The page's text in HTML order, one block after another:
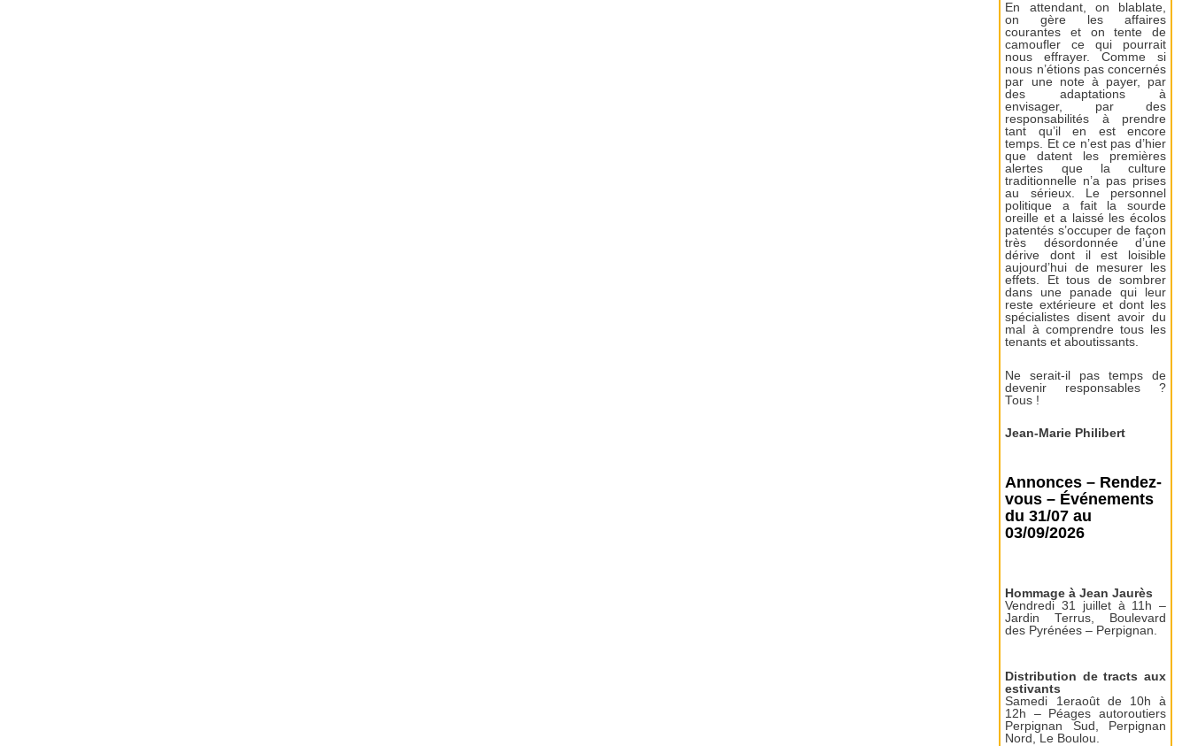
En attendant, on blablate,
on gère les affaires
courantes et on tente de
camoufler ce qui pourrait
nous effrayer. Comme si
nous n’étions pas concernés
par une note à payer, par
des adaptations à
envisager, par des
responsabilités à prendre
tant qu’il en est encore
temps. Et ce n’est pas d’hier
que datent les premières
alertes que la culture
traditionnelle n’a pas prises
au sérieux. Le personnel
politique a fait la sourde
oreille et a laissé les écolos
patentés s’occuper de façon
très désordonnée d’une
dérive dont il est loisible
aujourd’hui de mesurer les
effets. Et tous de sombrer
dans une panade qui leur
reste extérieure et dont les
spécialistes disent avoir du
mal à comprendre tous les
tenants et aboutissants.
Ne serait-il pas temps de
devenir responsables ?
Tous !
Jean-Marie Philibert
Annonces – Rendez-
vous – Événements
du 31/07 au
03/09/2026
Hommage à Jean Jaurès
Vendredi 31 juillet à 11h –
Jardin Terrus, Boulevard
des Pyrénées – Perpignan.
Distribution de tracts aux
estivants
Samedi 1eraoût de 10h à
12h – Péages autoroutiers
Perpignan Sud, Perpignan
Nord, Le Boulou.